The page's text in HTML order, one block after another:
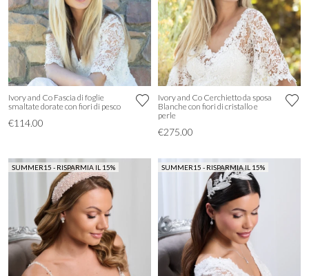
Ivory and Co Fascia di foglie
smaltate dorate con fiori di pesco
€114.00
Ivory and Co Cerchietto da sposa
Blanche con fiori di cristallo e
perle
€275.00
SUMMER15 - RISPARMIA IL 15% SUMMER15 - RISPARMIA IL 15%